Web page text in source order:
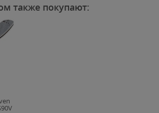
также покупают: